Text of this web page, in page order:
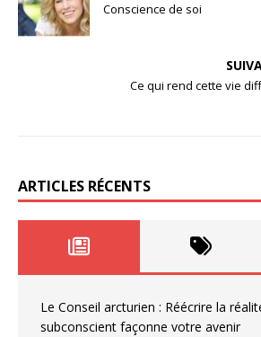
Conscience de soi
Ce qui rend cette vie
ARTICLES RÉCENTS
Le Conseil arcturien : Réécrire la
subconscient façonne votre avenir